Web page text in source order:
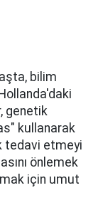
bilim
genetik
kullanarak
tedavi etmeyi
önlemek
için umut